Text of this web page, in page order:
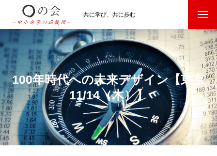
共に学び、共に歩む
100年時代への未来デザイン【東京
11/14（木）】